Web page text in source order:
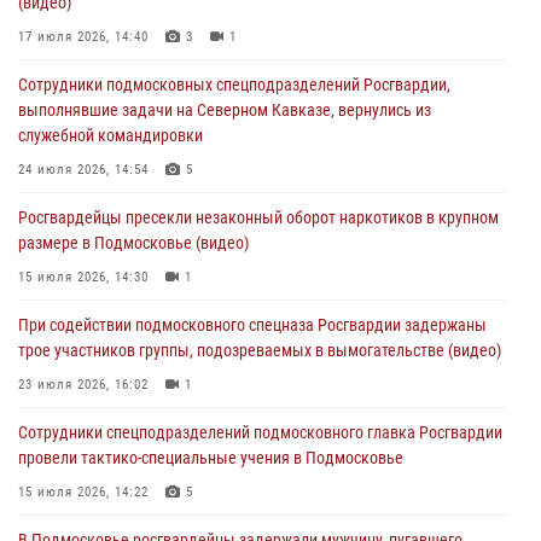
изготовлении поддельных документов (видео)
05 августа 2026, 15:48
Сотрудники спецподразделения подмосковного главка Росгвардии
отработали навыки огневой подготовки на комплексных учениях
04 августа 2026, 12:21
сигналам «Тревога» с охраняемых объектов в Подмосковье
04 августа 2026, 12:15
(видео)
03 августа 2026, 15:32
17 июля 2026, 14:40 3 1
Сотрудники подмосковных спецподразделений Росгвардии,
выполнявшие задачи на Северном Кавказе, вернулись из
служебной командировки
24 июля 2026, 14:54 5
Росгвардейцы пресекли незаконный оборот наркотиков в крупном
размере в Подмосковье (видео)
15 июля 2026, 14:30 1
При содействии подмосковного спецназа Росгвардии задержаны
трое участников группы, подозреваемых в вымогательстве (видео)
23 июля 2026, 16:02 1
Сотрудники спецподразделений подмосковного главка Росгвардии
провели тактико-специальные учения в Подмосковье
15 июля 2026, 14:22 5